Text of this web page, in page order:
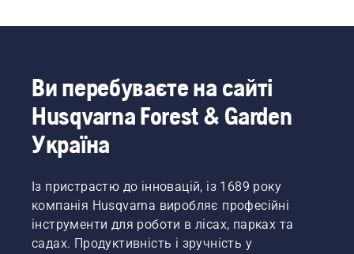
сезоном.
Ви перебуваєте на сайті
Husqvarna Forest & Garden
Україна
Із пристрастю до інновацій, із 1689 року
компанія Husqvarna виробляє професійні
інструменти для роботи в лісах, парках та
садах. Продуктивність і зручність у